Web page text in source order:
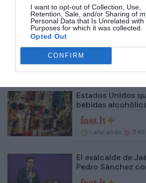
I want to opt-out of Collection, Use,
Retention, Sale, and/or Sharing of
Personal Data that Is Unrelated with
Purposes for which it was collected.
Opted Out
CONFIRM
1 año atrás 577
Djokovic todavía
1 año atrás 598
Estados Unidos
bebidas
1 año atrás 546
El exalcalde de
Pedro Sánchez